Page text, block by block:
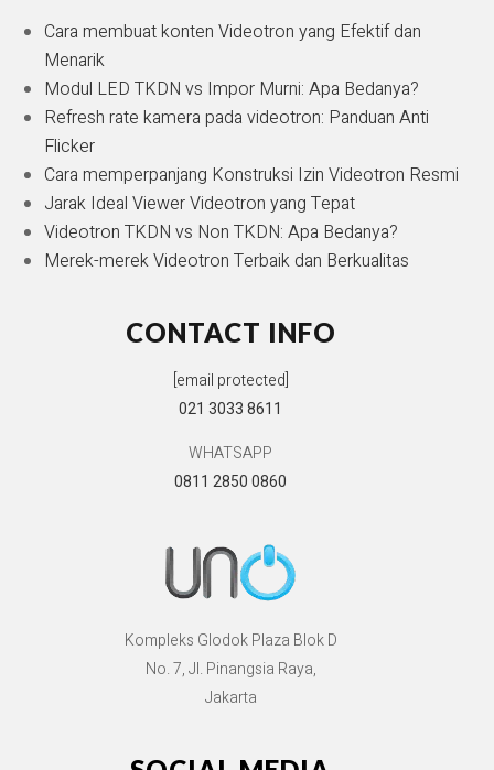
Cara membuat konten Videotron yang Efektif dan
Menarik
Modul LED TKDN vs Impor Murni: Apa Bedanya?
Refresh rate kamera pada videotron: Panduan Anti
Flicker
Cara memperpanjang Konstruksi Izin Videotron Resmi
Jarak Ideal Viewer Videotron yang Tepat
Videotron TKDN vs Non TKDN: Apa Bedanya?
Merek-merek Videotron Terbaik dan Berkualitas
CONTACT INFO
[email protected]
021 3033 8611
WHATSAPP
0811 2850 0860
Kompleks Glodok Plaza Blok D
No. 7, Jl. Pinangsia Raya,
Jakarta